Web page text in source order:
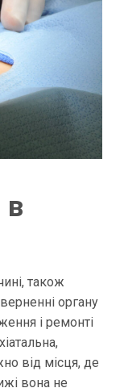
в
також
органу
і ремонті
від місця, де
вона не